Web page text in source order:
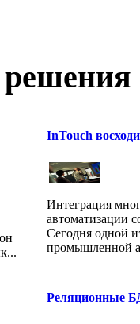
решения
InTouch
Интеграция
автоматизации
Сегодня одной
промышленной
Реляционные